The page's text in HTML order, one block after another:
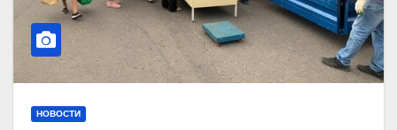
НОВОСТИ